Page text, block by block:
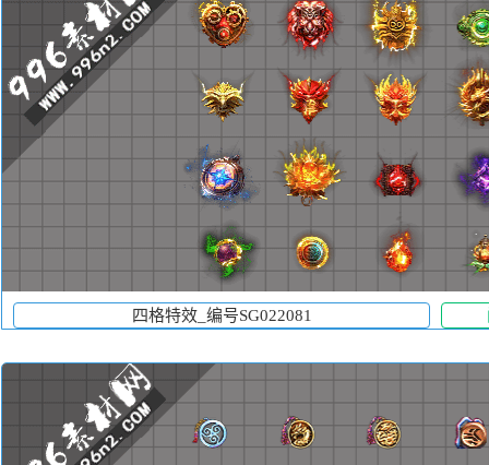
四格特效_编号SG022081